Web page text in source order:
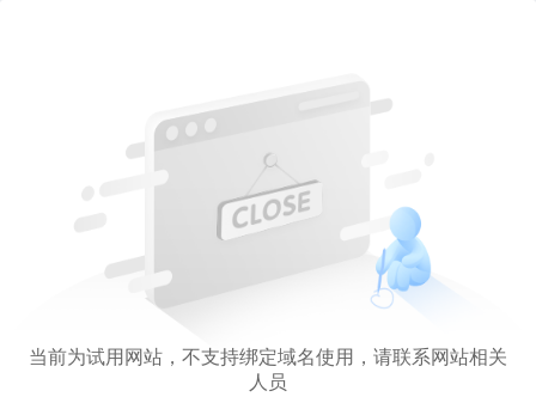
当前为试用网站，不支持绑定域名使用，请联系网站相关
人员